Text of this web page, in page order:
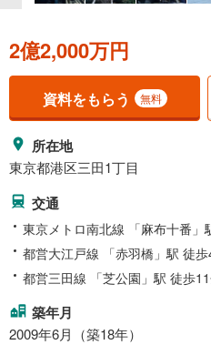
2億2,000万円
資料をもらう 無料
所在地
東京都港区三田1丁目
交通
東京メトロ南北線 「麻布十番」
都営大江戸線 「赤羽橋」駅 徒
都営三田線 「芝公園」駅 徒歩
築年月
2009年6月（築18年）